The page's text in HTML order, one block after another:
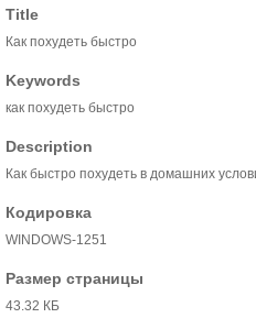
Title
Как похудеть быстро
Keywords
как похудеть быстро
Description
Как быстро похудеть в домашних
Кодировка
WINDOWS-1251
Размер страницы
43.32 КБ